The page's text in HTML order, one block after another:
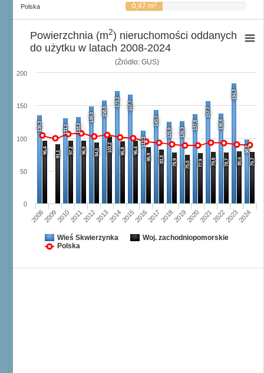
Polska 0,47 m2
(Źródło: GUS)
135,3 131,1 133,2
149,3
158,8
173,2 167,7
112,2
143,7
125,9
126,3
137,8
157,7
138,8
184,3
98,2
96,4 91,1 97,2 96,9 94,0 103,2 95,8 96,4
86,9 83,3 78,9 75,0 77,9 79,8 78,7 80,6 79,7
20082009201020112012201320142015201620172018201920202021202220232024
0
50
100
150
200
Powierzchnia (m2) nieruchomości oddanych
do użytku w latach 2008-2024
Wieś Skwierzynka
Woj. zachodniopomorskie
Polska